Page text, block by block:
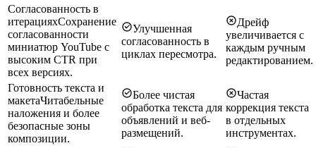
Согласованность в
итерацияхСохранение
согласованности
миниатюр YouTube с
высоким CTR при
всех версиях.
Улучшенная
согласованность в
циклах пересмотра.
Дрейф
увеличивается с
каждым ручным
редактированием.
Готовность текста и
макетаЧитабельные
наложения и более
безопасные зоны
композиции.
Более чистая
обработка текста для
объявлений и веб-
размещений.
Частая
коррекция текста
в отдельных
инструментах.